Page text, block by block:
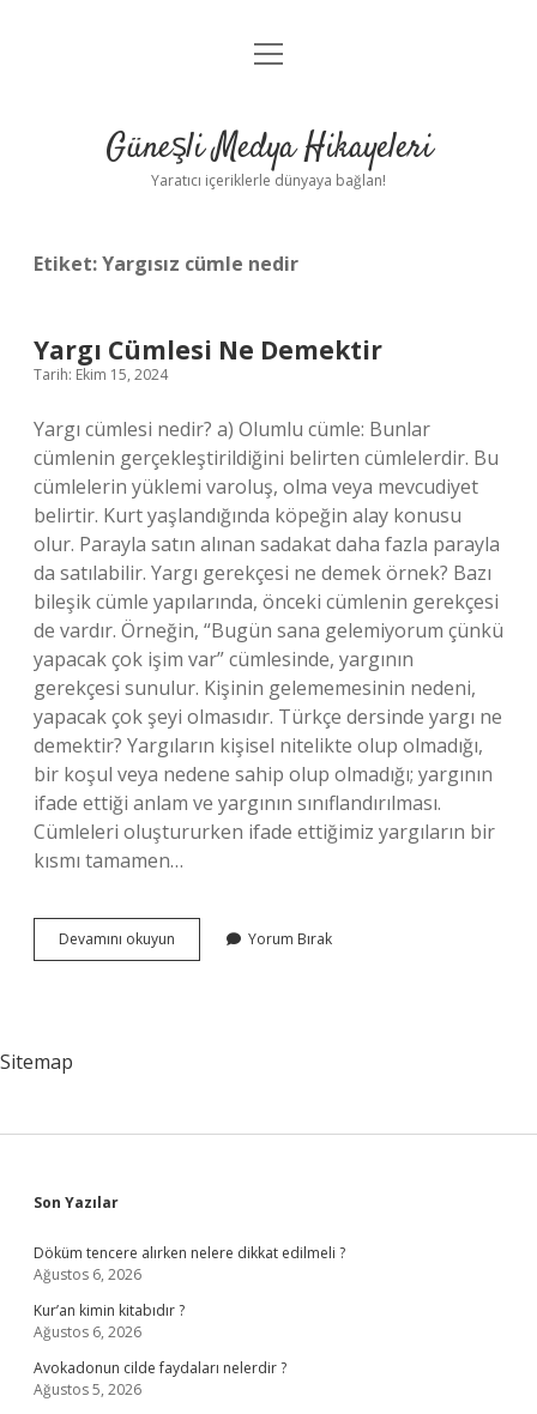
Anasayfa
Yasal Uyarı
menüyü
Güneşli Medya Hikayeleri
Yaratıcı içeriklerle dünyaya bağlan!
Etiket:Yargısız cümle nedir
Yargı Cümlesi Ne Demektir
Tarih: Ekim 15, 2024
Yargı cümlesi nedir? a) Olumlu cümle: Bunlar
cümlenin gerçekleştirildiğini belirten cümlelerdir. Bu
cümlelerin yüklemi varoluş, olma veya mevcudiyet
belirtir. Kurt yaşlandığında köpeğin alay konusu
olur. Parayla satın alınan sadakat daha fazla parayla
da satılabilir. Yargı gerekçesi ne demek örnek? Bazı
bileşik cümle yapılarında, önceki cümlenin gerekçesi
de vardır. Örneğin, “Bugün sana gelemiyorum çünkü
yapacak çok işim var” cümlesinde, yargının
gerekçesi sunulur. Kişinin gelememesinin nedeni,
yapacak çok şeyi olmasıdır. Türkçe dersinde yargı ne
demektir? Yargıların kişisel nitelikte olup olmadığı,
bir koşul veya nedene sahip olup olmadığı; yargının
ifade ettiği anlam ve yargının sınıflandırılması.
Cümleleri oluştururken ifade ettiğimiz yargıların bir
kısmı tamamen…
Devamını okuyun
Cümlesi
Yorum Bırak
Sitemap
Sidebar
Son Yazılar
Döküm tencere alırken nelere dikkat edilmeli ?
Ağustos 6, 2026
Kur’an kimin kitabıdır ?
Ağustos 6, 2026
Avokadonun cilde faydaları nelerdir ?
Ağustos 5, 2026